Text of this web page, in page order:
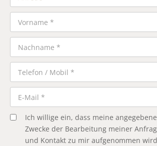
Ich willige ein, dass meine
Zwecke der Bearbeitung meiner
und Kontakt zu mir aufgenommen